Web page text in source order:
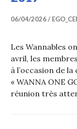
06/04/2026
Les Wannables
avril, les
à l’occasion de
« WANNA ONE
réunion très